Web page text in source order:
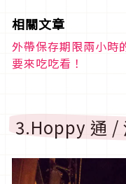
相關文章
外帶保存期限兩小時
要來吃吃看！
3.Hoppy 通 /